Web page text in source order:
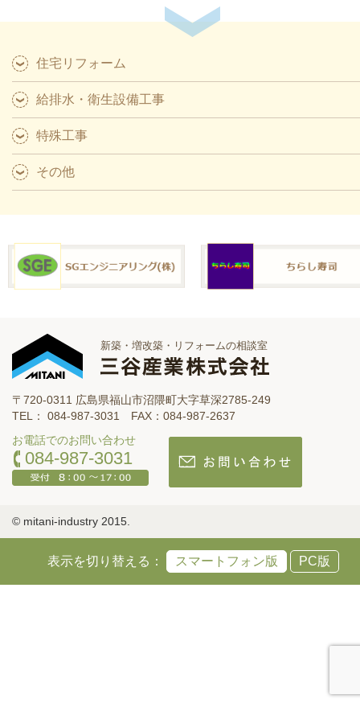
住宅リフォーム
給排水・衛生設備工事
特殊工事
その他
新築・増改築・リフォームの相談室
〒720-0311 広島県福山市沼隈町大字草深2785-249
TEL： 084-987-3031 FAX：084-987-2637
お電話でのお問い合わせ
084-987-3031
© mitani-industry 2015.
表示を切り替える： スマートフォン版 PC版